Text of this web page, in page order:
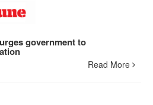
government to
Read More